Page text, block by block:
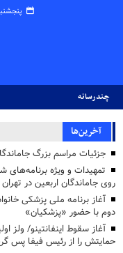
پنجشنبه ۱۵ مرداد
چندرسانه
آخرین‌ها
جزئیات مراسم بزرگ
تمهیدات و ویژه برنامه‌های
روی جاماندگان اربعین در تهران
دوم با حضور «پزشکیان»
آغاز سقوط اینفانتینو/ ولز
حمایتش را از رئیس فیفا پس